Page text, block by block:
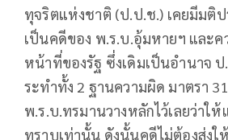
ทุจริตแห่งชาติ (ป.ป.ช.) เคยมีมติป
เป็นคดีของ พ.ร.บ.อุ้มหายฯ และค
หน้าที่ของรัฐ ซึ่งเดิมเป็นอํานาจ ป
ระทําทั้ง 2 ฐานความผิด มาตรา
พ.ร.บ.ทรมานวางหลักไว้เลยว่าใ
ทราบเท่านั้น ดังนั้นคดีไม่ต้องส่งใ